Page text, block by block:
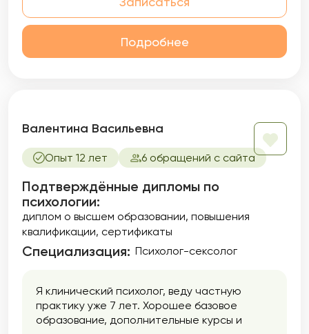
Подробнее
Валентина Васильевна
Опыт 12 лет 6 обращений с сайта
Подтверждённые дипломы по
психологии:
диплом о высшем образовании повышения
квалификации сертификаты
Специализация: Психолог-сексолог
Я клинический психолог, веду частную
практику уже 7 лет. Хорошее базовое
образование, дополнительные курсы и